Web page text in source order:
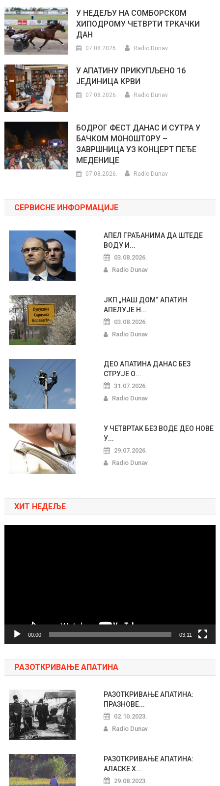
У НЕДЕЉУ НА СОМБОРСКОМ
ХИПОДРОМУ ЧЕТВРТИ ТРКАЧКИ
ДАН
07.08.2026. Radio Dunav
У АПАТИНУ ПРИКУПЉЕНО 16
ЈЕДИНИЦА КРВИ
07.08.2026. Radio Dunav
БОДРОГ ФЕСТ ДАНАС И СУТРА У
БАЧКОМ МОНОШТОРУ –
ЗАВРШНИЦА УЗ КОНЦЕРТ ПЕЂЕ
МЕДЕНИЦЕ
07.08.2026. Radio Dunav
СЕРВИСНЕ ИНФОРМАЦИЈЕ
АПЕЛ ГРАЂАНИМА ДА ШТЕДЕ
ВОДУ И...
03.08.2026.
Radio Dunav
ЈКП „НАШ ДОМ“ АПАТИН
АПЕЛУЈЕ Н...
03.08.2026.
Radio Dunav
ДЕО АПАТИНА ДАНАС БЕЗ
СТРУЈЕ О...
31.07.2026.
Radio Dunav
У ЧЕТВРТАК БЕЗ ВОДЕ ДЕО НОВЕ
У...
29.07.2026.
Radio Dunav
ХИТ НЕДЕЉЕ
00:00 03:11
РАЗОТКРИВАЊЕ АПАТИНА
РАЗОТКРИВАЊЕ АПАТИНА:
ПРАЗНОВЕ...
02.10.2023.
Radio Dunav
РАЗОТКРИВАЊЕ АПАТИНА:
АЛАСКЕ Х...
29.08.2023.